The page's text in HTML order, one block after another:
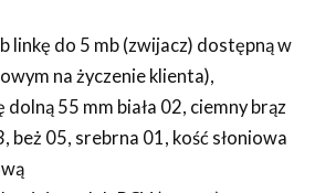
linkę do 5 mb (zwijacz) dostępną w
na życzenie klienta),
55 mm biała 02, ciemny brąz
beż 05, srebrna 01, kość słoniowa